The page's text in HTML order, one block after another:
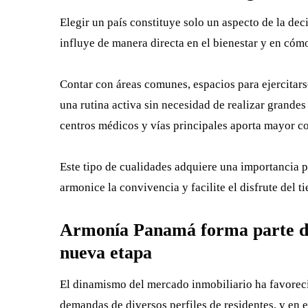
Elegir un país constituye solo un aspecto de la
influye de manera directa en el bienestar y en
Contar con áreas comunes, espacios para
una rutina activa sin necesidad de realizar
centros médicos y vías principales aporta mayor
Este tipo de cualidades adquiere una importancia
armonice la convivencia y facilite el disfrute del
Armonía Panamá forma parte
nueva etapa
El dinamismo del mercado inmobiliario ha
demandas de diversos perfiles de residentes, y en